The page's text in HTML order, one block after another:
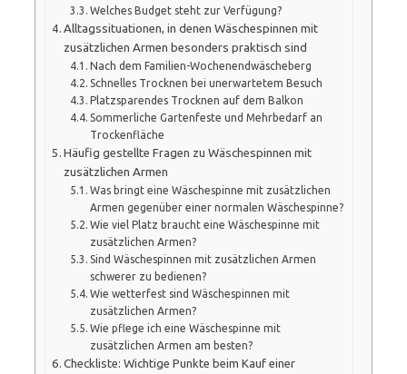
Welches Budget steht zur Verfügung?
Alltagssituationen, in denen Wäschespinnen mit
zusätzlichen Armen besonders praktisch sind
Nach dem Familien-Wochenendwäscheberg
Schnelles Trocknen bei unerwartetem Besuch
Platzsparendes Trocknen auf dem Balkon
Sommerliche Gartenfeste und Mehrbedarf an
Trockenfläche
Häufig gestellte Fragen zu Wäschespinnen mit
zusätzlichen Armen
Was bringt eine Wäschespinne mit zusätzlichen
Armen gegenüber einer normalen Wäschespinne?
Wie viel Platz braucht eine Wäschespinne mit
zusätzlichen Armen?
Sind Wäschespinnen mit zusätzlichen Armen
schwerer zu bedienen?
Wie wetterfest sind Wäschespinnen mit
zusätzlichen Armen?
Wie pflege ich eine Wäschespinne mit
zusätzlichen Armen am besten?
Checkliste: Wichtige Punkte beim Kauf einer